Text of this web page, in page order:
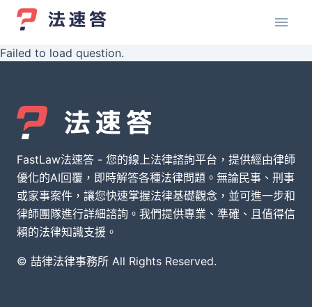
Failed to load question.
FastLaw法速答 - 您的線上法律諮詢平台，提供經由律師
優化的AI回覆，即時解答各種法律問題。無論民事、刑事
或家事案件，讓您快速掌握法律基礎觀念，並可進一步和
律師團隊進行詳細諮詢。我們提供專業、準確、且值得信
賴的法律知識支援。
© 喆律法律事務所 All Rights Reserved.